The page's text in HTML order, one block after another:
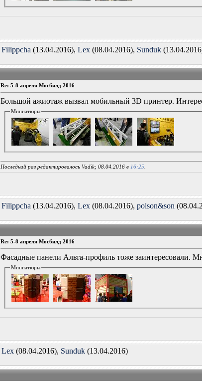
Filippcha (13.04.2016),Lex (08.04.2016), Sunduk
Re: 5-8 апреля Мосбилд 2016
Большой ажиотаж вызвал мобильный 3D принтер.
Миниатюры
Последний раз редактировалось Vadik; 08.04.2016 в16:25.
Filippcha (13.04.2016),Lex (08.04.2016),poison&son
Re: 5-8 апреля Мосбилд 2016
Фасадные панели Альта-профиль тоже заинтересовали.
Миниатюры
Lex (08.04.2016), Sunduk (13.04.2016)